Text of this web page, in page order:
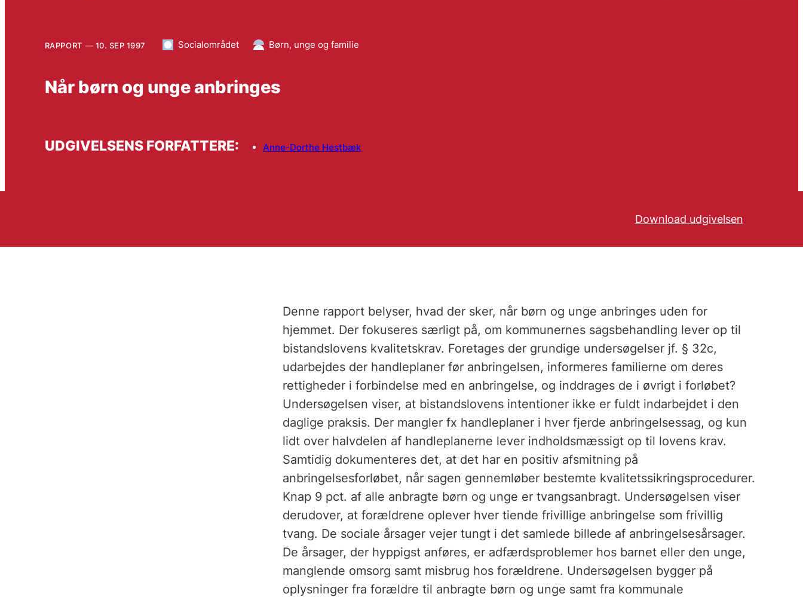
RAPPORT 10. SEP 1997 Socialområdet Børn, unge og familie
Når børn og unge anbringes
UDGIVELSENS FORFATTERE: Anne-Dorthe Hestbæk
Download udgivelsen
Denne rapport belyser, hvad der sker, når børn og unge anbringes uden for
hjemmet. Der fokuseres særligt på, om kommunernes sagsbehandling lever op til
bistandslovens kvalitetskrav. Foretages der grundige undersøgelser jf. § 32c,
udarbejdes der handleplaner før anbringelsen, informeres familierne om deres
rettigheder i forbindelse med en anbringelse, og inddrages de i øvrigt i forløbet?
Undersøgelsen viser, at bistandslovens intentioner ikke er fuldt indarbejdet i den
daglige praksis. Der mangler fx handleplaner i hver fjerde anbringelsessag, og kun
lidt over halvdelen af handleplanerne lever indholdsmæssigt op til lovens krav.
Samtidig dokumenteres det, at det har en positiv afsmitning på
anbringelsesforløbet, når sagen gennemløber bestemte kvalitetssikringsprocedurer.
Knap 9 pct. af alle anbragte børn og unge er tvangsanbragt. Undersøgelsen viser
derudover, at forældrene oplever hver tiende frivillige anbringelse som frivillig
tvang. De sociale årsager vejer tungt i det samlede billede af anbringelsesårsager.
De årsager, der hyppigst anføres, er adfærdsproblemer hos barnet eller den unge,
manglende omsorg samt misbrug hos forældrene. Undersøgelsen bygger på
oplysninger fra forældre til anbragte børn og unge samt fra kommunale